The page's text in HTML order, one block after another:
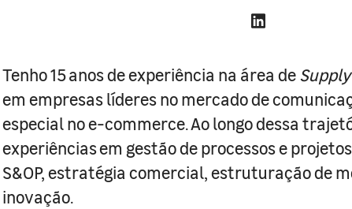
Tenho 15 anos de experiência na área de
em empresas líderes no mercado de
especial no e-commerce. Ao longo dessa
experiências em gestão de processos e
S&OP, estratégia comercial, estruturação de
inovação.